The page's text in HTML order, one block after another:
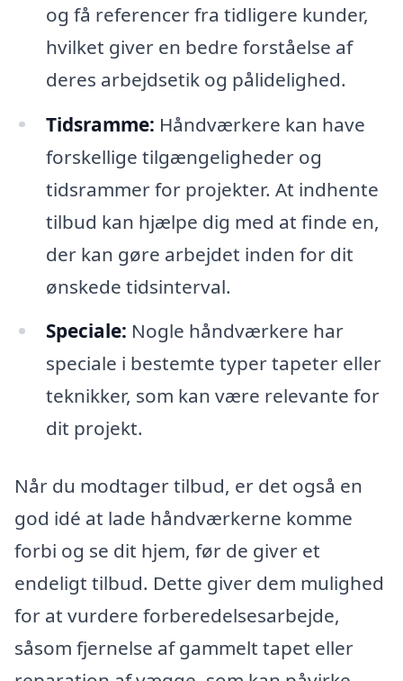
og få referencer fra tidligere kunder,
hvilket giver en bedre forståelse af
deres arbejdsetik og pålidelighed.
Tidsramme: Håndværkere kan have
forskellige tilgængeligheder og
tidsrammer for projekter. At indhente
tilbud kan hjælpe dig med at finde en,
der kan gøre arbejdet inden for dit
ønskede tidsinterval.
Speciale: Nogle håndværkere har
speciale i bestemte typer tapeter eller
teknikker, som kan være relevante for
dit projekt.
Når du modtager tilbud, er det også en
god idé at lade håndværkerne komme
forbi og se dit hjem, før de giver et
endeligt tilbud. Dette giver dem mulighed
for at vurdere forberedelsesarbejde,
såsom fjernelse af gammelt tapet eller